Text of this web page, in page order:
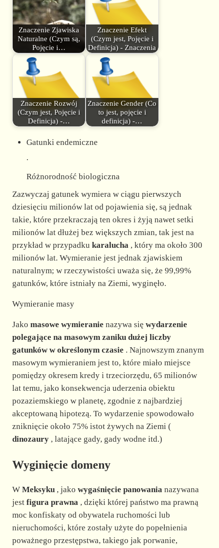
Znaczenie Zjawiska
Naturalne (Czym są,
Pojęcie i…
Znaczenie Efekt
(Czym jest, Pojęcie i
Definicja) - Znaczenia
Znaczenie Rozwój
(Czym jest, Pojęcie i
Definicja) -…
Znaczenie Gender (Co
to jest, pojęcie i
definicja) -…
Gatunki endemiczne
.
Różnorodność biologiczna
Zazwyczaj gatunek wymiera w ciągu pierwszych
dziesięciu milionów lat od pojawienia się, są jednak
takie, które przekraczają ten okres i żyją nawet setki
milionów lat dłużej bez większych zmian, tak jest na
przykład w przypadku karalucha, który ma około 300
milionów lat. Wymieranie jest jednak zjawiskiem
naturalnym; w rzeczywistości uważa się, że 99,99%
gatunków, które istniały na Ziemi, wyginęło.
Wymieranie masy
Jako masowe wymieranie nazywa się wydarzenie
polegające na masowym zaniku dużej liczby
gatunków w określonym czasie . Najnowszym znanym
masowym wymieraniem jest to, które miało miejsce
pomiędzy okresem kredy i trzeciorzędu, 65 milionów
lat temu, jako konsekwencja uderzenia obiektu
pozaziemskiego w planetę, zgodnie z najbardziej
akceptowaną hipotezą. To wydarzenie spowodowało
zniknięcie około 75% istot żywych na Ziemi (
dinozaury, latające gady, gady wodne itd.)
Wyginięcie domeny
W Meksyku, jako wygaśnięcie panowanianazywana
jest figura prawna, dzięki której państwo ma prawną
moc konfiskaty od obywatela ruchomości lub
nieruchomości, które zostały użyte do popełnienia
poważnego przestępstwa, takiego jak porwanie,